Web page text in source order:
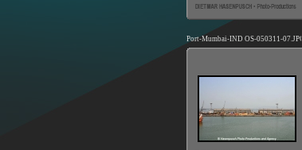
Port-Mumbai-IND OS-050311-07.JPG